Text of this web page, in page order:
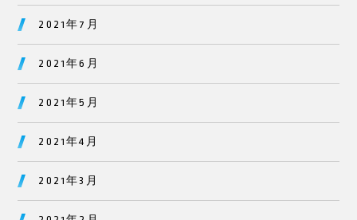
2021年7月
2021年6月
2021年5月
2021年4月
2021年3月